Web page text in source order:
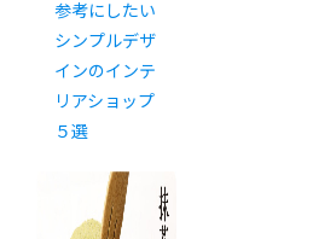
参考にしたい
シンプルデザ
インのインテ
リアショップ
５選